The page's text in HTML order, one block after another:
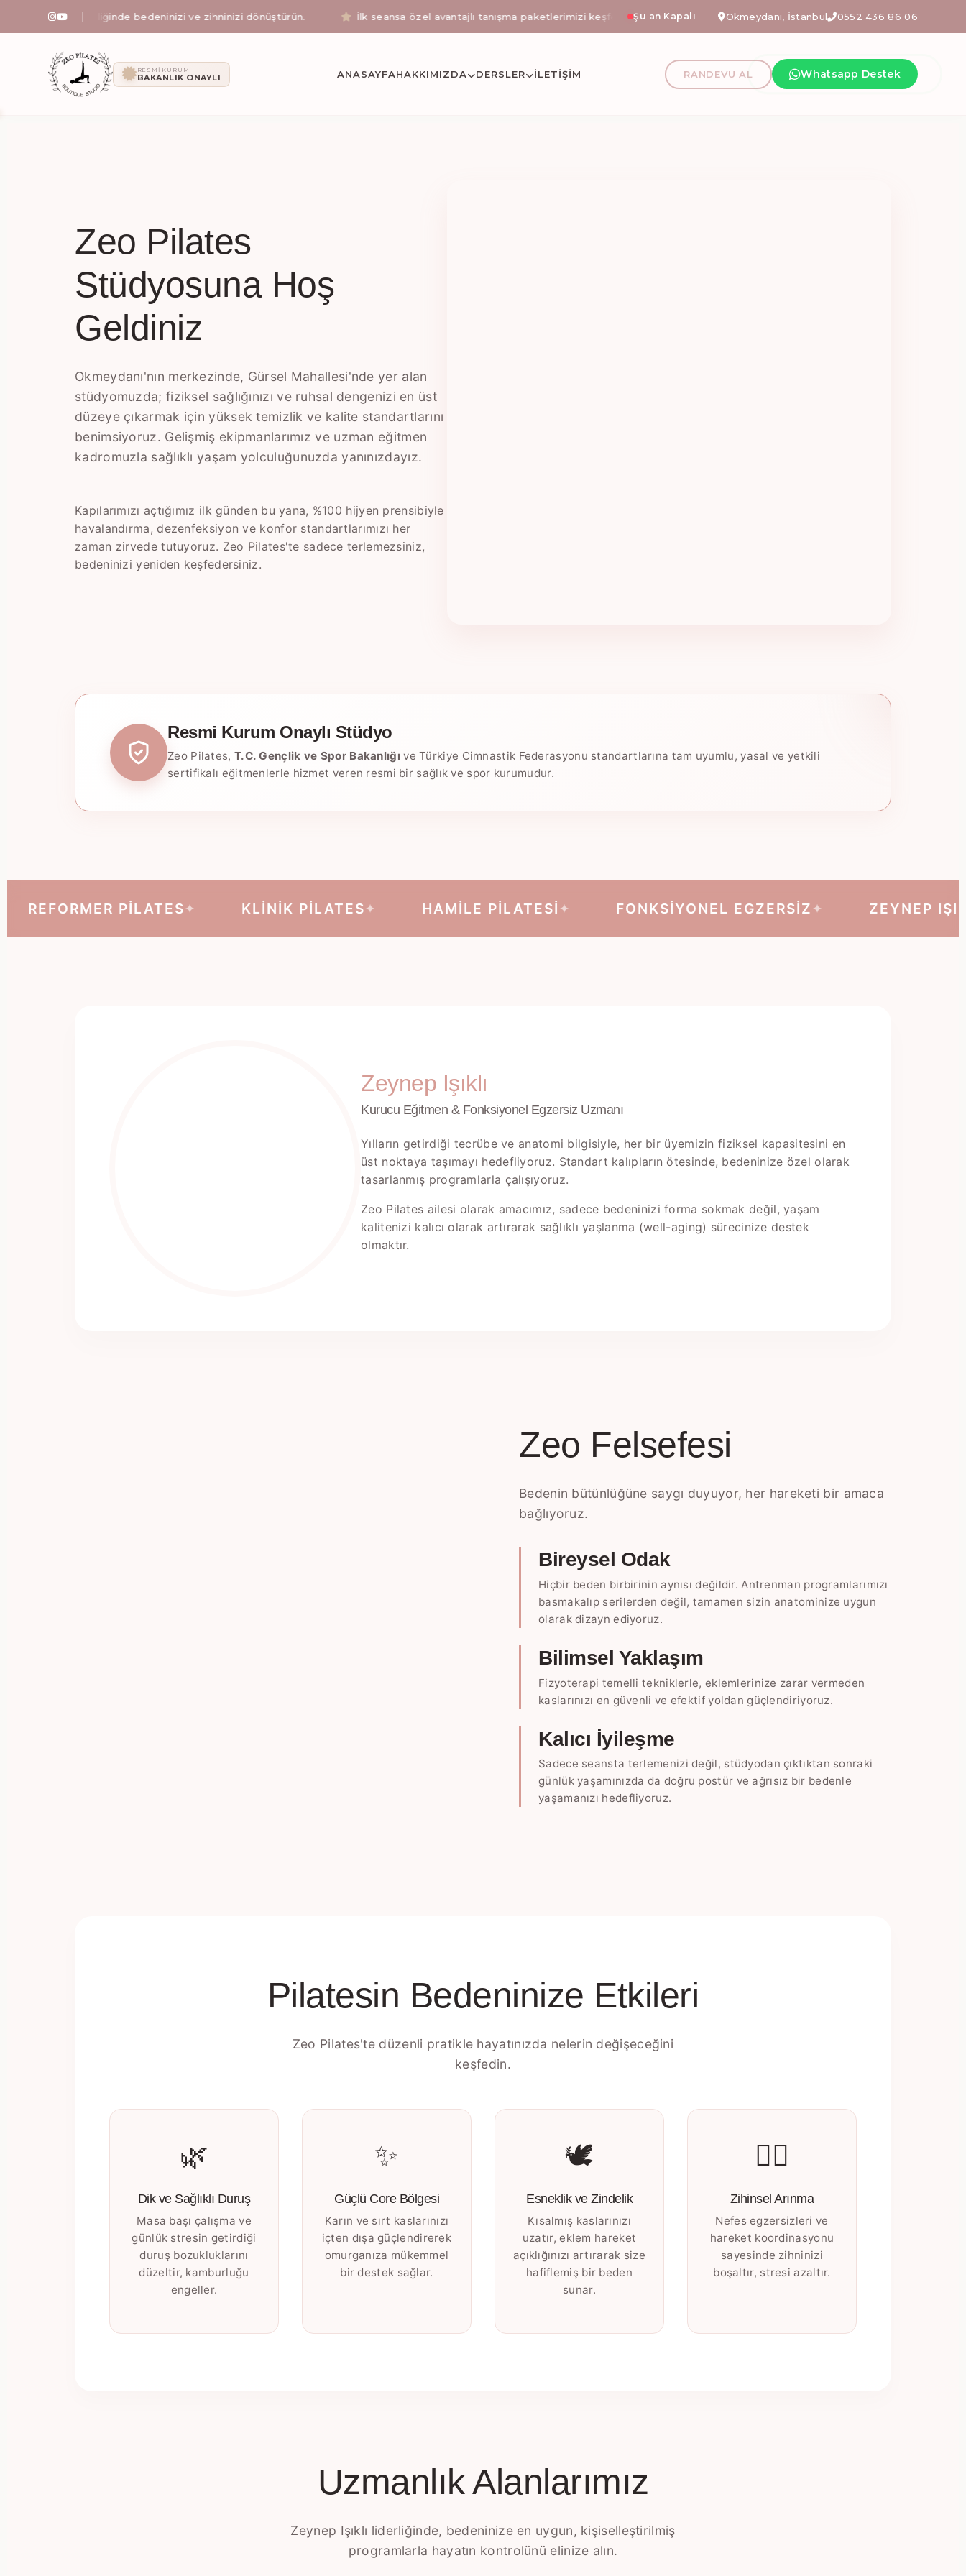
Zeo Pilates: İstanbul Okmeydanı En İyi
rehberliğinde bedeninizi ve zihninizi dönüştürün. İlk seansa özel avantajlı tanışma paketlerimizi keşfetmek için iletişime geçin! Reformer, Hamile Pilatesi, Fizyoterapi ve
Şu an Kapalı Okmeydanı, İstanbul 0552 436 86 06
RESMI KURUM
BAKANLIK ONAYLI ANASAYFAHAKKIMIZDA DERSLER İLETIŞİM RANDEVU AL Whatsapp Destek
Zeo Pilates
Stüdyosuna Hoş
Geldiniz
Okmeydanı'nın merkezinde, Gürsel Mahallesi'nde yer alan
stüdyomuzda; fiziksel sağlığınızı ve ruhsal dengenizi en üst
düzeye çıkarmak için yüksek temizlik ve kalite standartlarını
benimsiyoruz. Gelişmiş ekipmanlarımız ve uzman eğitmen
kadromuzla sağlıklı yaşam yolculuğunuzda yanınızdayız.
Kapılarımızı açtığımız ilk günden bu yana, %100 hijyen prensibiyle
havalandırma, dezenfeksiyon ve konfor standartlarımızı her
zaman zirvede tutuyoruz. Zeo Pilates'te sadece terlemezsiniz,
bedeninizi yeniden keşfedersiniz.
Resmi Kurum Onaylı Stüdyo
Zeo Pilates, T.C. Gençlik ve Spor Bakanlığıve Türkiye Cimnastik Federasyonu standartlarına tam uyumlu, yasal ve yetkili
sertifikalı eğitmenlerle hizmet veren resmi bir sağlık ve spor kurumudur.
PİLATES KLİNİK PİLATES HAMİLE PİLATESİ FONKSİYONEL EGZERSİZ ZEYNEP IŞIKLI
Zeynep Işıklı
Kurucu Eğitmen & Fonksiyonel Egzersiz Uzmanı
Yılların getirdiği tecrübe ve anatomi bilgisiyle, her bir üyemizin fiziksel kapasitesini en
üst noktaya taşımayı hedefliyoruz. Standart kalıpların ötesinde, bedeninize özel olarak
tasarlanmış programlarla çalışıyoruz.
Zeo Pilates ailesi olarak amacımız, sadece bedeninizi forma sokmak değil, yaşam
kalitenizi kalıcı olarak artırarak sağlıklı yaşlanma (well-aging) sürecinize destek
olmaktır.
Zeo Felsefesi
Bedenin bütünlüğüne saygı duyuyor, her hareketi bir amaca
bağlıyoruz.
Bireysel Odak
Hiçbir beden birbirinin aynısı değildir. Antrenman programlarımızı
basmakalıp serilerden değil, tamamen sizin anatominize uygun
olarak dizayn ediyoruz.
Bilimsel Yaklaşım
Fizyoterapi temelli tekniklerle, eklemlerinize zarar vermeden
kaslarınızı en güvenli ve efektif yoldan güçlendiriyoruz.
Kalıcı İyileşme
Sadece seansta terlemenizi değil, stüdyodan çıktıktan sonraki
günlük yaşamınızda da doğru postür ve ağrısız bir bedenle
yaşamanızı hedefliyoruz.
Pilatesin Bedeninize Etkileri
Zeo Pilates'te düzenli pratikle hayatınızda nelerin değişeceğini
keşfedin.
🌿
Dik ve Sağlıklı Duruş
Masa başı çalışma ve
günlük stresin getirdiği
duruş bozukluklarını
düzeltir, kamburluğu
engeller.
✨
Güçlü Core Bölgesi
Karın ve sırt kaslarınızı
içten dışa güçlendirerek
omurganıza mükemmel
bir destek sağlar.
🕊️
Esneklik ve Zindelik
Kısalmış kaslarınızı
uzatır, eklem hareket
açıklığınızı artırarak size
hafiflemiş bir beden
sunar.
🧘‍♀️
Zihinsel Arınma
Nefes egzersizleri ve
hareket koordinasyonu
sayesinde zihninizi
boşaltır, stresi azaltır.
Uzmanlık Alanlarımız
Zeynep Işıklı liderliğinde, bedeninize en uygun, kişiselleştirilmiş
programlarla hayatın kontrolünü elinize alın.